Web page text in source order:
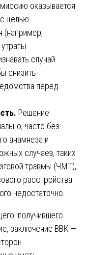
оказывается
целью
(например,
случай
снизить
перед
Решение
часто без
анамнеза и
случаев, таких
травмы (ЧМТ),
расстройства
недостаточно.
получившего
заключение ВВК —